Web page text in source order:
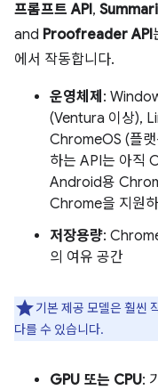
프롬프트 API,
and Proofreader API
에서 작동합니다.
운영체제 :
(Ventura 이상),
ChromeOS (플
하는 API는 아직
Android용
Chrome을 지원
저장용량:
의 여유 공간
기본 제공 모델은 훨씬
다를 수 있습니다.
GPU 또는 CPU: